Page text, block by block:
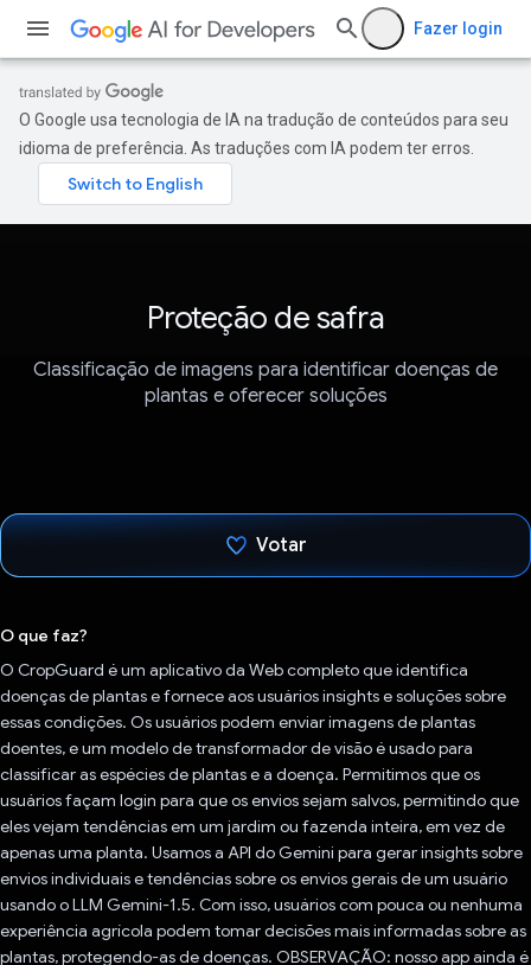
Fazer login
O Google usa tecnologia de IA na tradução de conteúdos para seu
idioma de preferência. As traduções com IA podem ter erros.
Proteção de safra
Classificação de imagens para identificar doenças de
plantas e oferecer soluções
Votar
O que faz?
O CropGuard é um aplicativo da Web completo que identifica
doenças de plantas e fornece aos usuários insights e soluções sobre
essas condições. Os usuários podem enviar imagens de plantas
doentes, e um modelo de transformador de visão é usado para
classificar as espécies de plantas e a doença. Permitimos que os
usuários façam login para que os envios sejam salvos, permitindo que
eles vejam tendências em um jardim ou fazenda inteira, em vez de
apenas uma planta. Usamos a API do Gemini para gerar insights sobre
envios individuais e tendências sobre os envios gerais de um usuário
usando o LLM Gemini-1.5. Com isso, usuários com pouca ou nenhuma
experiência agrícola podem tomar decisões mais informadas sobre as
plantas, protegendo-as de doenças. OBSERVAÇÃO: nosso app ainda é